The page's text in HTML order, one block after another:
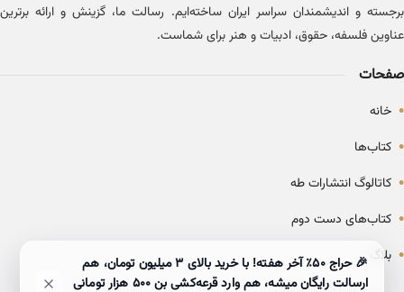
برجسته و اندیشمندان سراسر ایران ساخته‌ایم. رسالت ما، گزینش و ارائه برترین
عناوین فلسفه، حقوق، ادبیات و هنر برای شماست.
صفحات
• خانه
• کتاب‌ها
• کاتالوگ انتشارات طه
• کتاب‌های دست دوم
• بلاگ
🎉 حراج ۵۰٪ آخر هفته! با خرید بالای 3 میلیون تومان، هم
ارسالت رایگان میشه، هم وارد قرعه‌کشی بن ۵۰۰ هزار تومانی